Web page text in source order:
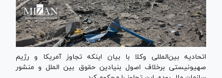
اتحادیه بین‌المللی وکلا با بیان اینکه تجاوز آمریکا و رژیم
صهیونیستی برخلاف اصول بنیادین حقوق بین الملل و منشور